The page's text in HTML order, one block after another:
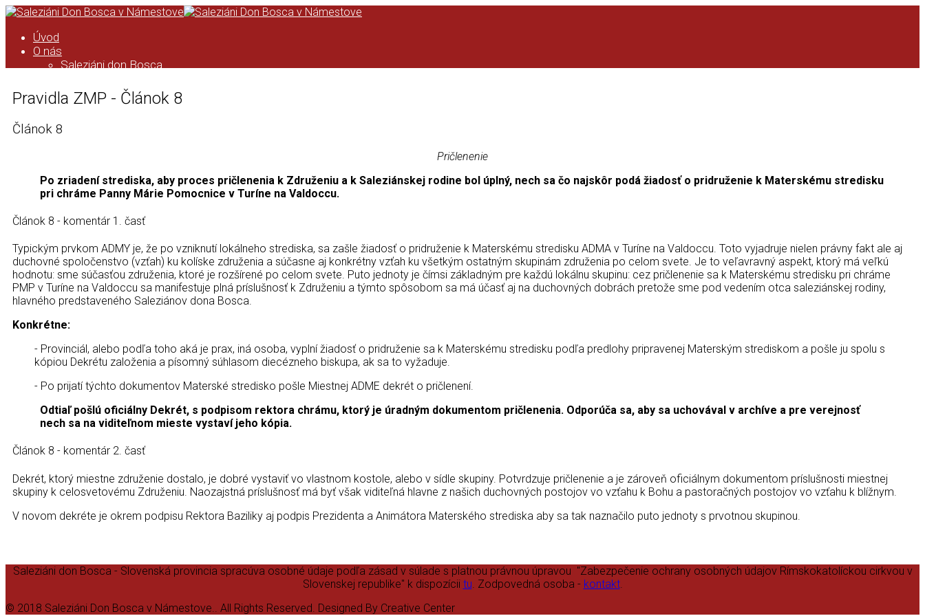
Úvod
O nás
Saleziáni don Bosca
Orave
Kronika
Kalendár
Taktovka
ZMP
Formácia ZMP
Pravidlá ZMP
Animácia ZMP
Zo života strediska
Čo pripravujeme
Videá
Kontakt
Pravidla ZMP - Článok 8
Článok 8
Pričlenenie
Po zriadení strediska, aby proces pričlenenia k Združeniu a k Saleziánskej rodine bol úplný, nech sa čo najskôr podá žiadosť o pridruženie k Materskému stredisku
pri chráme Panny Márie Pomocnice v Turíne na Valdoccu.
Článok 8 - komentár 1. časť
Typickým prvkom ADMY je, že po vzniknutí lokálneho strediska, sa zašle žiadosť o pridruženie k Materskému stredisku ADMA v Turíne na Valdoccu. Toto vyjadruje nielen právny fakt ale aj
duchovné spoločenstvo (vzťah) ku kolíske združenia a súčasne aj konkrétny vzťah ku všetkým ostatným skupinám združenia po celom svete. Je to veľavravný aspekt, ktorý má veľkú
hodnotu: sme súčasťou združenia, ktoré je rozšírené po celom svete. Puto jednoty je čímsi základným pre každú lokálnu skupinu: cez pričlenenie sa k Materskému stredisku pri chráme
PMP v Turíne na Valdoccu sa manifestuje plná príslušnosť k Združeniu a týmto spôsobom sa má účasť aj na duchovných dobrách pretože sme pod vedením otca saleziánskej rodiny,
hlavného predstaveného Saleziánov dona Bosca.
Konkrétne:
- Provinciál, alebo podľa toho aká je prax, iná osoba, vyplní žiadosť o pridruženie sa k Materskému stredisku podľa predlohy pripravenej Materským strediskom a pošle ju spolu s
kópiou Dekrétu založenia a písomný súhlasom diecézneho biskupa, ak sa to vyžaduje.
- Po prijatí týchto dokumentov Materské stredisko pošle Miestnej ADME dekrét o pričlenení.
Odtiaľ pošlú oficiálny Dekrét, s podpisom rektora chrámu, ktorý je úradným dokumentom pričlenenia. Odporúča sa, aby sa uchovával v archíve a pre verejnosť
nech sa na viditeľnom mieste vystaví jeho kópia.
Článok 8 - komentár 2. časť
Dekrét, ktorý miestne združenie dostalo, je dobré vystaviť vo vlastnom kostole, alebo v sídle skupiny. Potvrdzuje pričlenenie a je zároveň oficiálnym dokumentom príslušnosti miestnej
skupiny k celosvetovému Združeniu. Naozajstná príslušnosť má byť však viditeľná hlavne z našich duchovných postojov vo vzťahu k Bohu a pastoračných postojov vo vzťahu k blížnym.
V novom dekréte je okrem podpisu Rektora Baziliky aj podpis Prezidenta a Animátora Materského strediska aby sa tak naznačilo puto jednoty s prvotnou skupinou.
Saleziáni don Bosca - Slovenská provincia spracúva osobné údaje podľa zásad v súlade s platnou právnou úpravou "Zabezpečenie ochrany osobných údajov Rímskokatolíckou cirkvou v
Slovenskej republike" k dispozícii tu . Zodpovedná osoba - kontakt.
© 2018 Saleziáni Don Bosca v Námestove.. All Rights Reserved. Designed By Creative Center